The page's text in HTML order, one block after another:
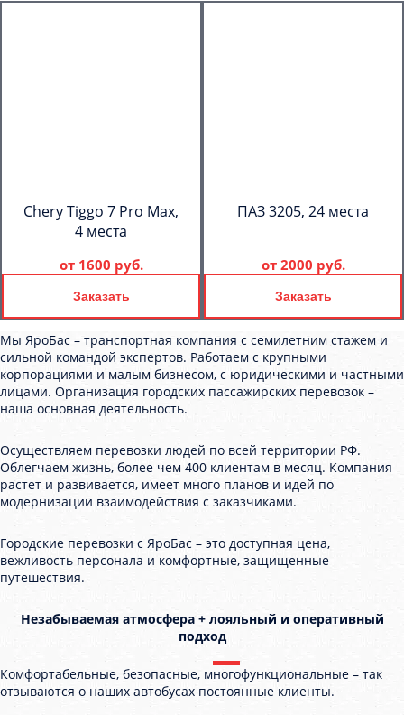
Chery Tiggo 7 Pro Max,
4 места
от 1600 руб.
Заказать
ПАЗ 3205, 24 места
от 2000 руб.
Заказать
Мы ЯроБас – транспортная компания с семилетним стажем и
сильной командой экспертов. Работаем с крупными
корпорациями и малым бизнесом, с юридическими и частными
лицами. Организация городских пассажирских перевозок –
наша основная деятельность.
Осуществляем перевозки людей по всей территории РФ.
Облегчаем жизнь, более чем 400 клиентам в месяц. Компания
растет и развивается, имеет много планов и идей по
модернизации взаимодействия с заказчиками.
Городские перевозки с ЯроБас – это доступная цена,
вежливость персонала и комфортные, защищенные
путешествия.
Незабываемая атмосфера + лояльный и оперативный
подход
Комфортабельные, безопасные, многофункциональные – так
отзываются о наших автобусах постоянные клиенты.